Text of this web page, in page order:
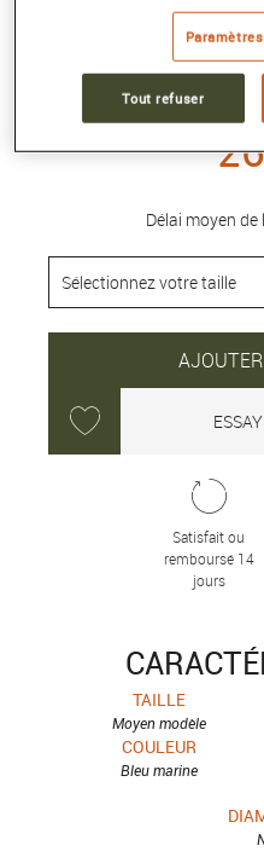
Collection :
Délai moyen
Satisfait ou
remboursé 14
jours
TAILLE
Moyen modèle
COULEUR
Bleu marine
Tout refuser